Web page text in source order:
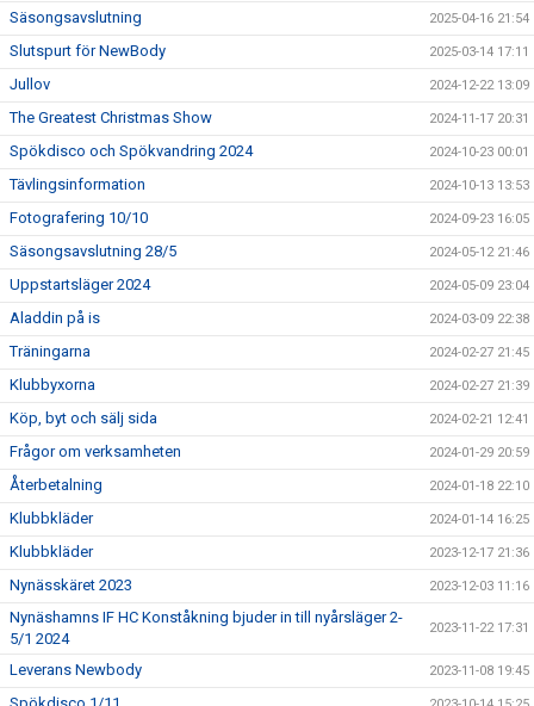
LÄGER
KONTAKT
MÄRKEN TÄVLINGSTEST TRÄNINGSGUIDE
Säsongsavslutning 2025-04-16 21:54
Slutspurt för NewBody 2025-03-14 17:11
Jullov 2024-12-22 13:09
The Greatest Christmas Show 2024-11-17 20:31
Spökdisco och Spökvandring 2024 2024-10-23 00:01
Tävlingsinformation 2024-10-13 13:53
Fotografering 10/10 2024-09-23 16:05
Säsongsavslutning 28/5 2024-05-12 21:46
Uppstartsläger 2024 2024-05-09 23:04
Aladdin på is 2024-03-09 22:38
Träningarna 2024-02-27 21:45
Klubbyxorna 2024-02-27 21:39
Köp, byt och sälj sida 2024-02-21 12:41
Frågor om verksamheten 2024-01-29 20:59
Återbetalning 2024-01-18 22:10
Klubbkläder 2024-01-14 16:25
Klubbkläder 2023-12-17 21:36
Nynässkäret 2023 2023-12-03 11:16
Nynäshamns IF HC Konståkning bjuder in till nyårsläger 2-
5/1 2024
2023-11-22 17:31
Leverans Newbody 2023-11-08 19:45